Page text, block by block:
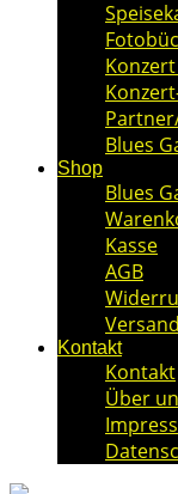
Blues
Shop
Blues
Kasse
AGB
Kontakt
Kontakt
Über